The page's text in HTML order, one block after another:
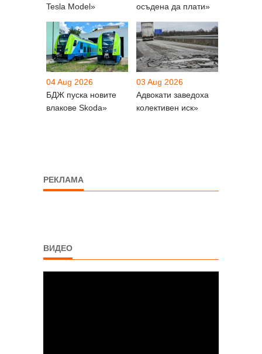
Tesla Model»
осъдена да плати»
04 Aug 2026
БДЖ пуска новите
влакове Skoda»
03 Aug 2026
Адвокати заведоха
колективен иск»
РЕКЛАМА
ВИДЕО